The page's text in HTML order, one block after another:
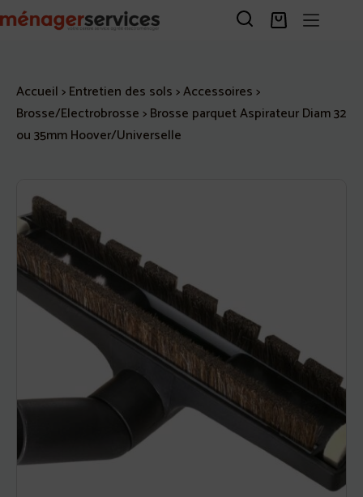
au
Panier
Accueil>Entretien des sols>Accessoires>
Brosse/Electrobrosse>Brosse parquet Aspirateur Diam 32
ou 35mm Hoover/Universelle